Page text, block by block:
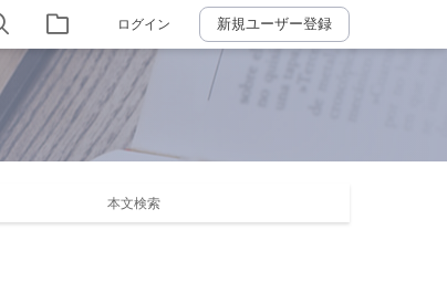
ログイン 新規ユーザー登録
本文検索